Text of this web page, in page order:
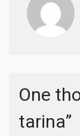
One
tarina”